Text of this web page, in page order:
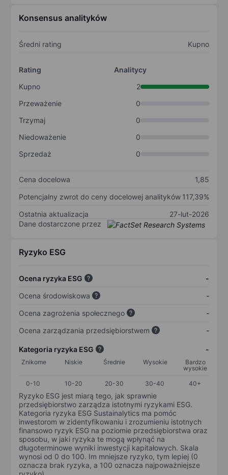
Konsensus analityków
Średni rating Kupno
Rating
Analitycy
Kupno
2
Przeważenie
0
Trzymaj
0
Niedoważenie
0
Sprzedaż
0
Cena docelowa
1,85
Potencjalny zwrot do ceny docelowej analityków 117,39%
Ostatnia aktualizacja
27-lut-2026
Dane dostarczone przez
Ryzyko ESG
Ocena ryzyka ESG
-
Ocena środowiskowa
-
Ocena zagrożenia społecznego
-
Ocena zarządzania przedsiębiorstwem
-
Kategoria ryzyka ESG -
Znikome Niskie Średnie Wysokie
Bardzo
wysokie
0-10
10-20 20-30 30-40 40+
Ryzyko ESG jest miarą tego, jak sprawnie
przedsiębiorstwo zarządza istotnymi ryzykami ESG.
Kategoria ryzyka ESG Sustainalytics ma pomóc
inwestorom w zidentyfikowaniu i zrozumieniu istotnych
finansowo ryzyk ESG na poziomie przedsiębiorstwa oraz
sposobu, w jaki ryzyka te mogą wpłynąć na
długoterminowe wyniki inwestycji kapitałowych. Skala
wynosi od 0 do 100. Im mniejsze ryzyko, tym lepiej (0
oznacza brak ryzyka, a 100 oznacza najpoważniejsze